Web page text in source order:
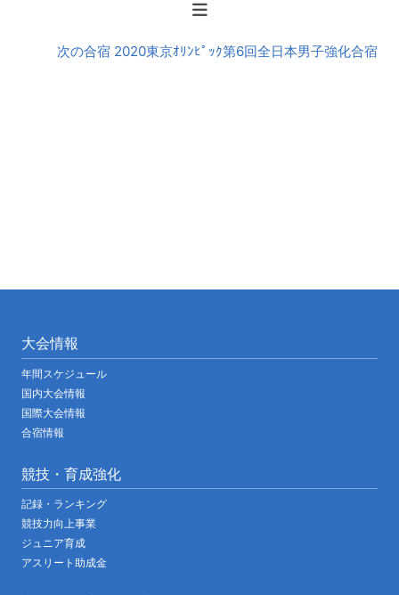
次の合宿 2020東京ｵﾘﾝﾋﾟｯｸ第6回全日本男子強化合宿
大会情報
年間スケジュール
国内大会情報
国際大会情報
合宿情報
競技・育成強化
記録・ランキング
競技力向上事業
ジュニア育成
アスリート助成金